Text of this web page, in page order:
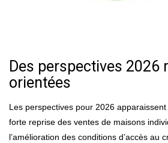
Des perspectives 2026
orientées
Les perspectives pour 2026
forte reprise des ventes de maisons
l’amélioration des conditions d’accès au